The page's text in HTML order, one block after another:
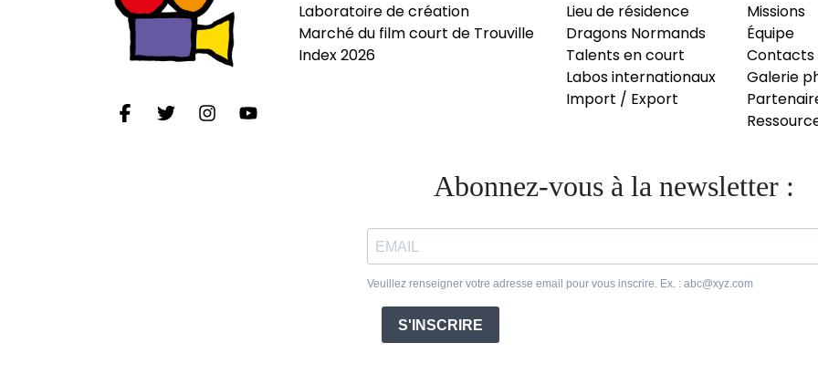
Laboratoire de création
Marché du film court de Trouville
Index 2026
Lieu de résidence
Dragons Normands
Talents en court
Labos internationaux
Import / Export
Missions
Équipe
Contacts
Galerie
Abonnez-vous à la newsletter :
Veuillez renseigner votre adresse email pour vous inscrire. Ex. : abc@xyz.com
S'INSCRIRE